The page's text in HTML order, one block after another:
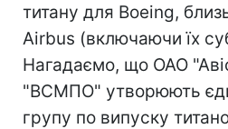
титану для Boeing,
Airbus (включаючи їх
Нагадаємо, що ОАО
"ВСМПО" утворюють
групу по випуску